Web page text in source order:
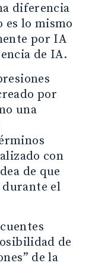
diferencia
es lo mismo
por IA
de IA.
por
una
con
de que
el
de
de la